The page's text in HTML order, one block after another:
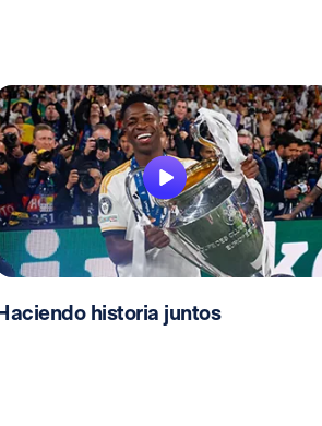
historia juntos